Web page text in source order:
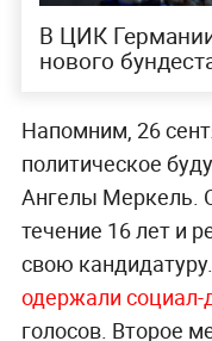
В ЦИК
нового
Напомним, 26
политическое
Ангелы Меркель.
течение 16 лет и
свою кандидатуру.
одержали
голосов. Второе